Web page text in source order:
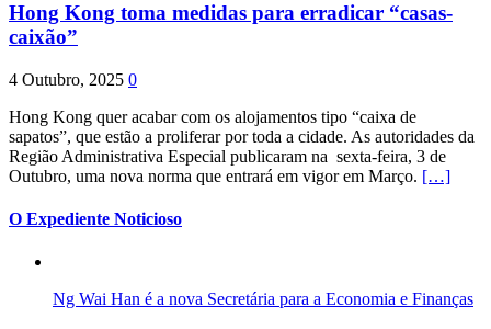
Hong Kong toma medidas para erradicar “casas-
caixão”
4 Outubro, 2025 0
Hong Kong quer acabar com os alojamentos tipo “caixa de
sapatos”, que estão a proliferar por toda a cidade. As autoridades da
Região Administrativa Especial publicaram na sexta-feira, 3 de
Outubro, uma nova norma que entrará em vigor em Março. […]
O Expediente Noticioso
Ng Wai Han é a nova Secretária para a Economia e Finanças